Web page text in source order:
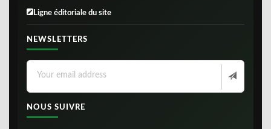
Ligne éditoriale du site
NEWSLETTERS
NOUS SUIVRE